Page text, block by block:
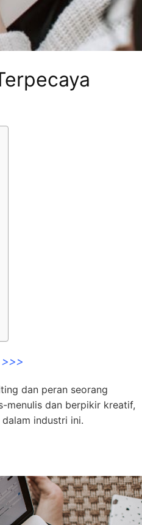
>>>
dan peran seorang
menulis dan berpikir kreatif,
industri ini.